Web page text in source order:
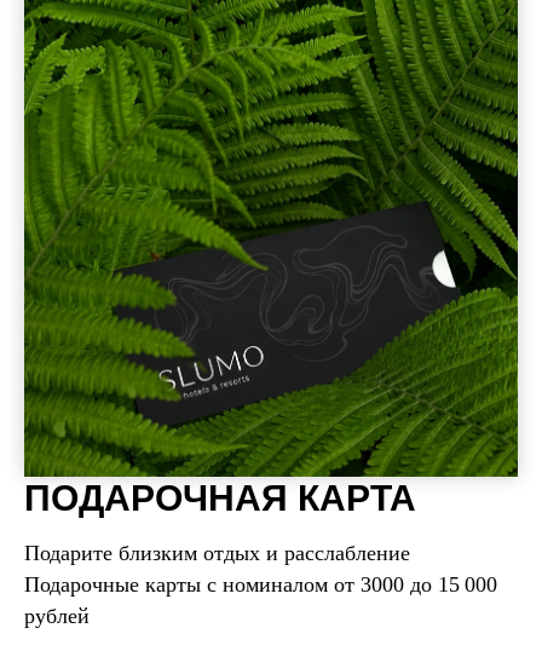
ПОДАРОЧНАЯ КАРТА
Подарите близким отдых и расслабление
Подарочные карты с номиналом от 3000 до 15 000
рублей